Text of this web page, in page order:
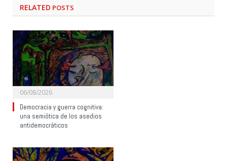
RELATED POSTS
06/08/2026
Democracia y guerra cognitiva:
una semiótica de los asedios
antidemocráticos